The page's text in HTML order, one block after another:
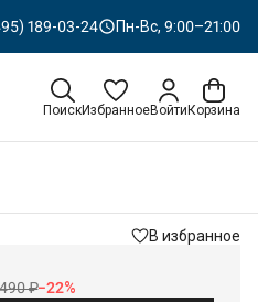
189-03-24 Пн-Вс, 9:00–21:00
ПоискИзбранноеВойти Корзина
В избранное
₽−22%